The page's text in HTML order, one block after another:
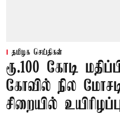
தமிழக செய்திகள்
ரூ.100 கோடி
கோவில் நில
சிறையில்